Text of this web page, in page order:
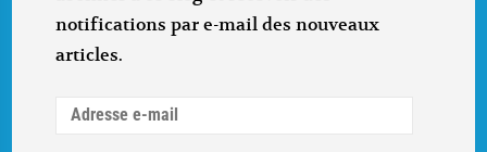
notifications par e-mail des nouveaux
articles.
Adresse